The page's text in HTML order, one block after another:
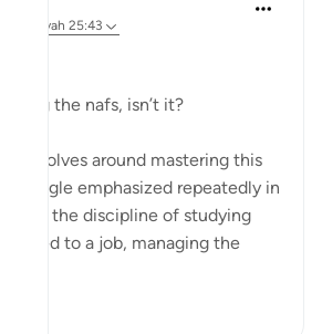
ayah 25:43
the nafs, isn’t it?
revolves around mastering this
struggle emphasized repeatedly in
it’s the discipline of studying
to a job, managing the